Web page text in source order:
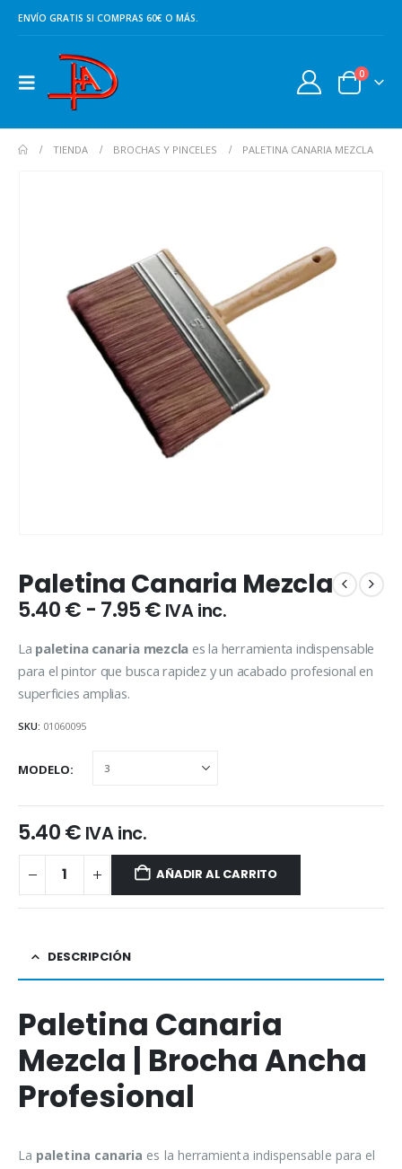
ENVÍO GRATIS SI COMPRAS 60€ O MÁS.
0
TIENDA BROCHAS Y PINCELES PALETINA CANARIA MEZCLA
Paletina Canaria Mezcla
5.40€ - 7.95€Rango
precios:
desde
5.40 €
IVA inc.
La paletina canaria mezcla es la herramienta indispensable
para el pintor que busca rapidez y un acabado profesional en
superficies amplias.
SKU: 01060095
MODELO
5.40€ IVA inc.
AÑADIR AL CARRITO
DESCRIPCIÓN
Paletina Canaria
Mezcla | Brocha Ancha
Profesional
La paletina canaria es la herramienta indispensable para el